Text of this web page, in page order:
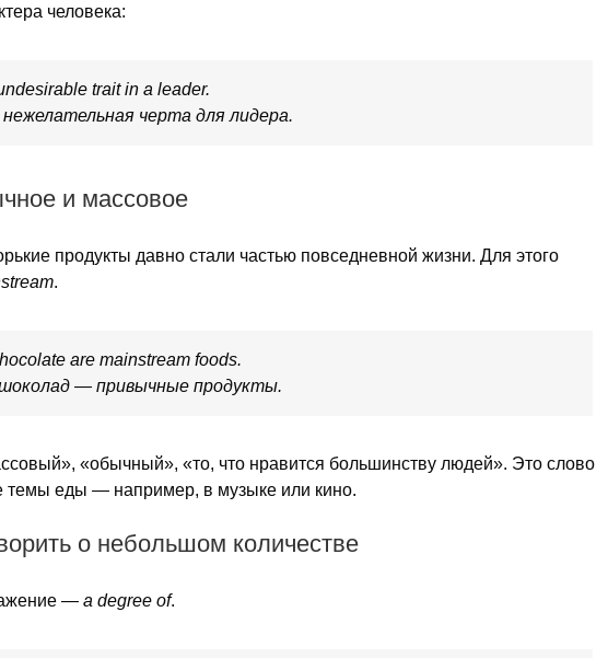
человека:
trait in a leader.
черта для лидера.
и массовое
продукты давно стали частью повседневной жизни. Для этого
.
are mainstream foods.
— привычные продукты.
«обычный», «то, что нравится большинству людей». Это слово
темы еды — например, в музыке или кино.
о небольшом количестве
— a degree of.